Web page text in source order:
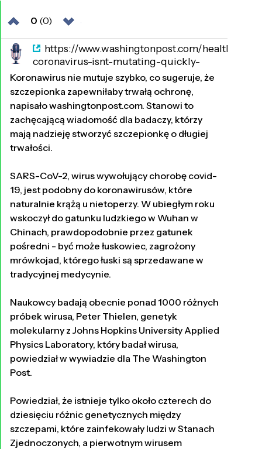
0 (0)
https://www.washingtonpost.com/health/the-
coronavirus-isnt-mutating-quickly-
suggesting-a-vaccine-would-offer-lasting-
protection/2020/03/24/406522d6-6d
2326 dni temu
Koronawirus nie mutuje szybko, co sugeruje, że
szczepionka zapewniłaby trwałą ochronę,
napisało washingtonpost.com. Stanowi to
zachęcającą wiadomość dla badaczy, którzy
mają nadzieję stworzyć szczepionkę o długiej
trwałości.
SARS-CoV-2, wirus wywołujący chorobę covid-
19, jest podobny do koronawirusów, które
naturalnie krążą u nietoperzy. W ubiegłym roku
wskoczył do gatunku ludzkiego w Wuhan w
Chinach, prawdopodobnie przez gatunek
pośredni - być może łuskowiec, zagrożony
mrówkojad, którego łuski są sprzedawane w
tradycyjnej medycynie.
Naukowcy badają obecnie ponad 1000 różnych
próbek wirusa, Peter Thielen, genetyk
molekularny z Johns Hopkins University Applied
Physics Laboratory, który badał wirusa,
powiedział w wywiadzie dla The Washington
Post.
Powiedział, że istnieje tylko około czterech do
dziesięciu różnic genetycznych między
szczepami, które zainfekowały ludzi w Stanach
Zjednoczonych, a pierwotnym wirusem